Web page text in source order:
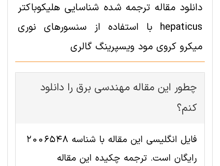
دانلود مقاله ترجمه شده شناسایی هلیکوباکتر
hepaticus با استفاده از سنسورهای نوری
میکرو کروی مود ویسپرینگ گالری
چطور این مقاله مهندسی برق را دانلود
کنم؟
فایل انگلیسی این مقاله با شناسه 2006548
رایگان است. ترجمه چکیده این مقاله